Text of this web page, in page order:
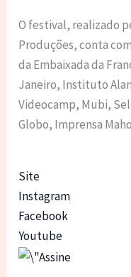
O festival, realizado
Produções, conta
da Embaixada da
Janeiro, Instituto
Videocamp, Mubi,
Globo, Imprensa
Site
Instagram
Facebook
Youtube